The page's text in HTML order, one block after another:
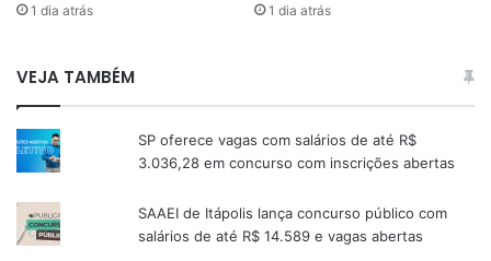
1 dia atrás 1 dia atrás
VEJA TAMBÉM
SP oferece vagas com salários de até R$
3.036,28 em concurso com inscrições abertas
SAAEI de Itápolis lança concurso público com
salários de até R$ 14.589 e vagas abertas